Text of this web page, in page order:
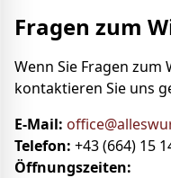
Fragen zum
Wenn Sie Fragen
kontaktieren Sie uns
E-Mail:
Telefon: +43 (664) 15
Öffnungszeiten: